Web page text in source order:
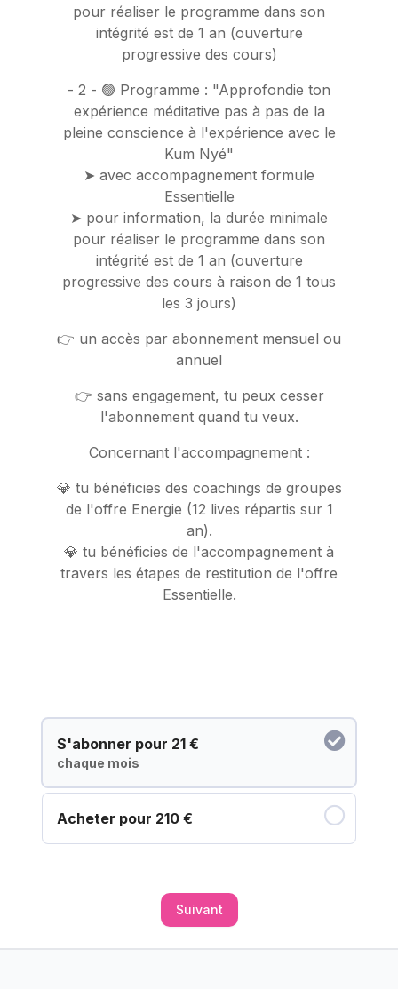
pour réaliser le programme dans son
intégrité est de 1 an (ouverture
progressive des cours)
- 2 - 🟢 Programme : "Approfondie ton
expérience méditative pas à pas de la
pleine conscience à l'expérience avec le
Kum Nyé"
➤ avec accompagnement formule
Essentielle
➤ pour information, la durée minimale
pour réaliser le programme dans son
intégrité est de 1 an (ouverture
progressive des cours à raison de 1 tous
les 3 jours)
👉 un accès par abonnement mensuel ou
annuel
👉 sans engagement, tu peux cesser
l'abonnement quand tu veux.
Concernant l'accompagnement :
💎 tu bénéficies des coachings de groupes
de l'offre Energie (12 lives répartis sur 1
an).
💎 tu bénéficies de l'accompagnement à
travers les étapes de restitution de l'offre
Essentielle.
S'abonner pour 21 €
chaque mois
Acheter pour 210 €
Suivant